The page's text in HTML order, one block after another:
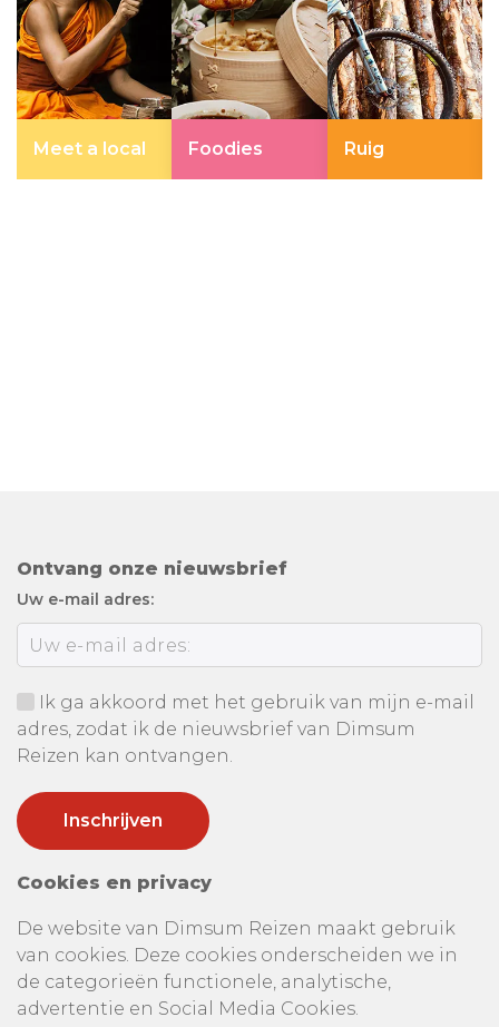
Meet a local Foodies Ruig
Ontvang onze nieuwsbrief
Uw e-mail adres:
Ik ga akkoord met het gebruik van mijn e-mail
adres, zodat ik de nieuwsbrief van Dimsum
Reizen kan ontvangen.
Cookies en privacy
De website van Dimsum Reizen maakt gebruik
van cookies. Deze cookies onderscheiden we in
de categorieën functionele, analytische,
advertentie en Social Media Cookies.